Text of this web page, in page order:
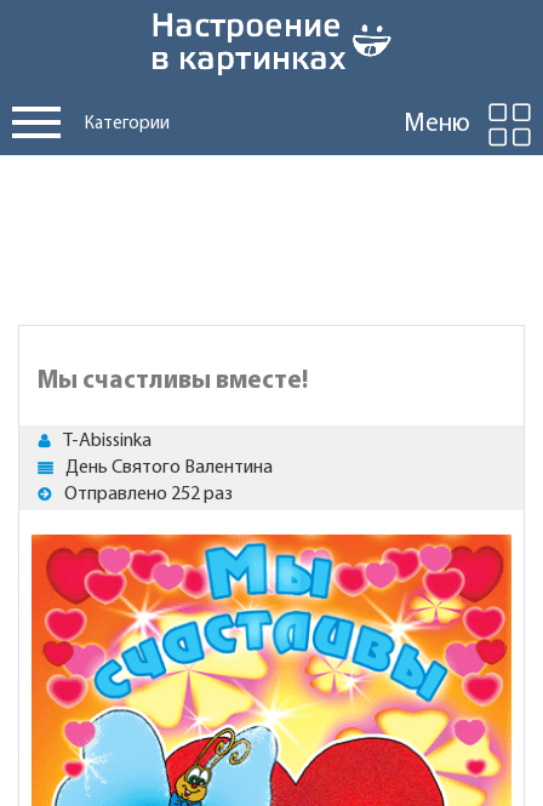
Категории Меню
Мы счастливы вместе!
T-Abissinka
День Святого Валентина
Отправлено 252 раз